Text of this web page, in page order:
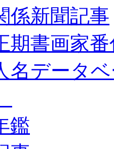
係新聞記事
期書画家
名データ
鑑